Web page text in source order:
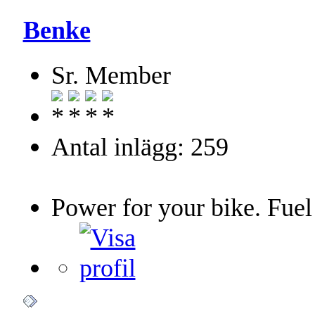
Benke
Sr. Member
Antal inlägg: 259
Power for your bike.